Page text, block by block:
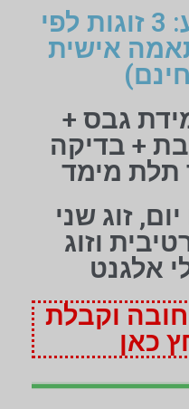
מדרסים במבצע: 3 זוגות לפי
אישית
גבס +
+ בדיקה
תלת מימד
זוג שני
וזוג
אלגנט
וקבלת
כאן